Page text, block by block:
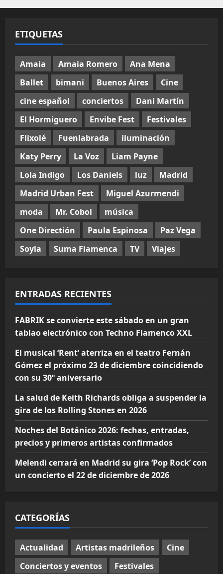
ETIQUETAS
Amaia Amaia Romero
Ana Mena
Ballet
bimani Buenos Aires
Cine
cine español
conciertos
Dani Martín
El Hormiguero
Envibe Fest
Festivales
Flixolé
Fuenlabrada
iluminación
Katy Perry
La Voz
Liam Payne
Lola Indigo
Los Daniels luz
Madrid
Madrid Urban Fest
Miguel Azurmendi
moda
Mr. Cobol
música
One Directión
Paula Espinosa
Paz Vega
Soyla
Suma Flamenca TV Viajes
ENTRADAS RECIENTES
FABRIK se convierte este sábado en un gran
tablao electrónico con Techno Flamenco XXL
El musical ‘Rent’ aterriza en el teatro Fernán
Gómez el próximo 23 de diciembre coincidiendo
con su 30º aniversario
La salud de Keith Richards obliga a suspender la
gira de los Rolling Stones en 2026
Noches del Botánico 2026: fechas, entradas,
precios y primeros artistas confirmados
Melendi cerrará en Madrid su gira ‘Pop Rock’ con
un concierto el 22 de diciembre de 2026
CATEGORÍAS
Actualidad Artistas madrileños
Cine
Conciertos y eventos
Festivales